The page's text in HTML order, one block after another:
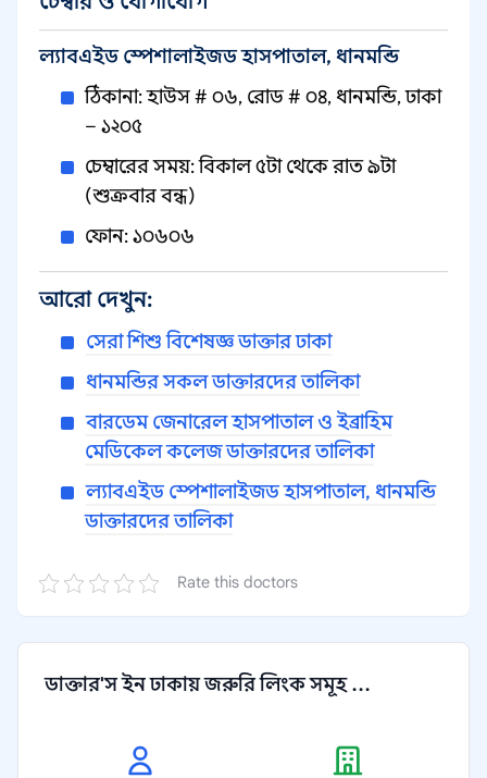
ল্যাবএইড স্পেশালাইজড হাসপাতাল, ধানমন্ডি
ঠিকানা: হাউস # ০৬, রোড # ০৪, ধানমন্ডি, ঢাকা
– ১২০৫
চেম্বারের সময়: বিকাল ৫টা থেকে রাত ৯টা
(শুক্রবার বন্ধ)
ফোন: ১০৬০৬
আরো দেখুন:
সেরা শিশু বিশেষজ্ঞ ডাক্তার ঢাকা
ধানমন্ডির সকল ডাক্তারদের তালিকা
বারডেম জেনারেল হাসপাতাল ও ইব্রাহিম
মেডিকেল কলেজ ডাক্তারদের তালিকা
ল্যাবএইড স্পেশালাইজড হাসপাতাল, ধানমন্ডি
ডাক্তারদের তালিকা
Rate this doctors
ডাক্তার'স ইন ঢাকায় জরুরি লিংক সমূহ ...